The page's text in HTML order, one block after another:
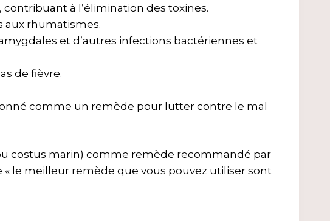
à l’élimination des toxines.
aux rhumatismes.
et d’autres infections bactériennes et
de fièvre.
comme un remède pour lutter contre le mal
costus marin) comme remède recommandé par
le meilleur remède que vous pouvez utiliser sont